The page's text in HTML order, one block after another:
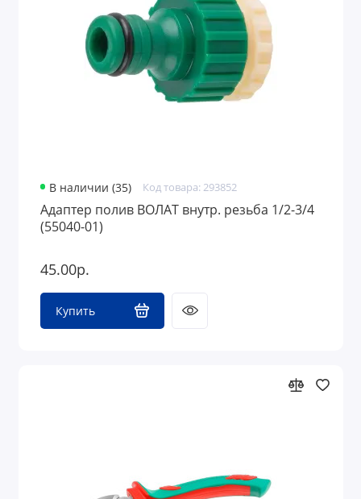
В наличии (35) Код товара: 293852
Адаптер полив ВОЛАТ внутр. резьба 1/2-3/4
(55040-01)
45.00р.
Купить